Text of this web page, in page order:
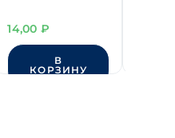
14,00 ₽
В
КОРЗИНУ